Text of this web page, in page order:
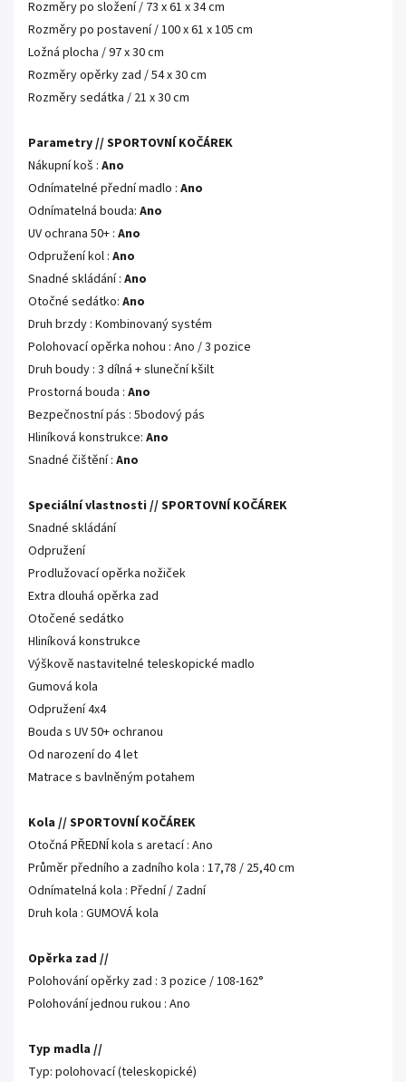
Rozměry po složení / 73 x 61 x 34 cm
Rozměry po postavení / 100 x 61 x 105 cm
Ložná plocha / 97 x 30 cm
Rozměry opěrky zad / 54 x 30 cm
Rozměry sedátka / 21 x 30 cm
Parametry // SPORTOVNÍ KOČÁREK
Nákupní koš : Ano
Odnímatelné přední madlo : Ano
Odnímatelná bouda: Ano
UV ochrana 50+ : Ano
Odpružení kol : Ano
Snadné skládání : Ano
Otočné sedátko: Ano
Druh brzdy : Kombinovaný systém
Polohovací opěrka nohou : Ano / 3 pozice
Druh boudy : 3 dílná + sluneční kšilt
Prostorná bouda : Ano
Bezpečnostní pás : 5bodový pás
Hliníková konstrukce: Ano
Snadné čištění : Ano
Speciální vlastnosti // SPORTOVNÍ KOČÁREK
Snadné skládání
Odpružení
Prodlužovací opěrka nožiček
Extra dlouhá opěrka zad
Otočené sedátko
Hliníková konstrukce
Výškově nastavitelné teleskopické madlo
Gumová kola
Odpružení 4x4
Bouda s UV 50+ ochranou
Od narození do 4 let
Matrace s bavlněným potahem
Kola // SPORTOVNÍ KOČÁREK
Otočná PŘEDNÍ kola s aretací : Ano
Průměr předního a zadního kola : 17,78 / 25,40 cm
Odnímatelná kola : Přední / Zadní
Druh kola : GUMOVÁ kola
Opěrka zad //
Polohování opěrky zad : 3 pozice / 108-162°
Polohování jednou rukou : Ano
Typ madla //
Typ: polohovací (teleskopické)